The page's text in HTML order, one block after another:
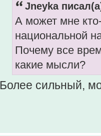
Jneyka
А может мне
национальной
Почему все
какие мысли?
Более сильный,